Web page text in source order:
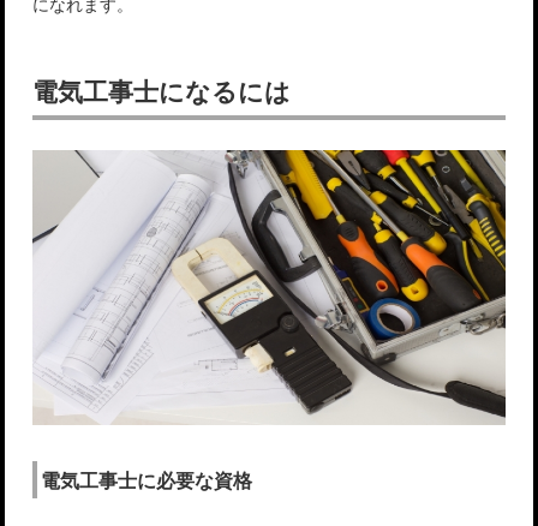
電気工事士になるには
電気工事士に必要な資格